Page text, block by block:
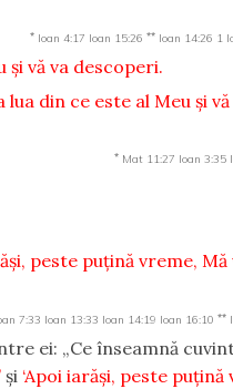
* Ioan 4:17 Ioan 15:26 ** Ioan 14:26 1
şi vă va descoperi.
din ce este al Meu şi vă
* Mat 11:27 Ioan 3:35
peste puţină vreme, Mă
7:33 Ioan 13:33 Ioan 14:19 Ioan 16:10 **
ei: „Ce înseamnă
şi ‘Apoi iarăşi, peste puţină